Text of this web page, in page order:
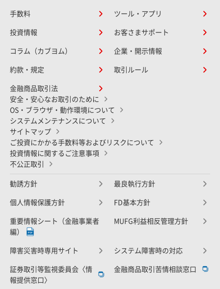
手数料 ツール・アプリ
投資情報 お客さまサポート
コラム（カブヨム） 企業・開示情報
約款・規定 取引ルール
金融商品取引法
安全・安心なお取引のために
OS・ブラウザ・動作環境について
システムメンテナンスについて
サイトマップ
ご投資にかかる手数料等およびリスクについて
投資情報に関するご注意事項
不公正取引
勧誘方針 最良執行方針
個人情報保護方針 FD基本方針
重要情報シート（金融事業者
編）
MUFG利益相反管理方針
障害災害時専用サイト システム障害時の対応
証券取引等監視委員会〈情
報提供窓口〉
金融商品取引苦情相談窓口